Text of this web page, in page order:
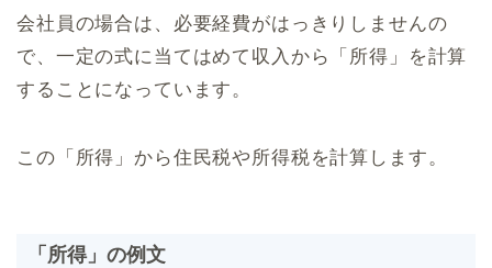
会社員の場合は、必要経費がはっきりしませんの
で、一定の式に当てはめて収入から「所得」を計算
することになっています。
この「所得」から住民税や所得税を計算します。
「所得」の例文